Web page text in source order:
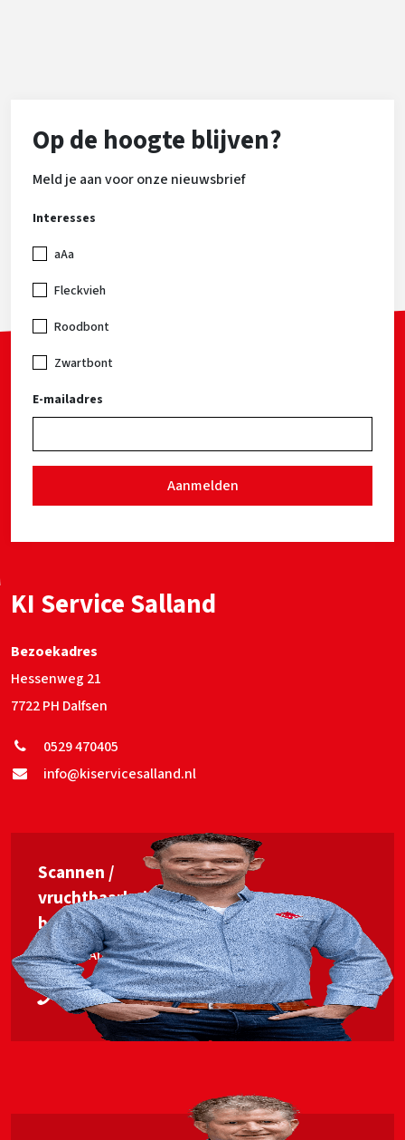
Op de hoogte blijven?
Meld je aan voor onze nieuwsbrief
Interesses
aAa
Fleckvieh
Roodbont
Zwartbont
E-mailadres
Aanmelden
KI Service Salland
Bezoekadres
Hessenweg 21
7722 PH Dalfsen
0529 470405
info@kiservicesalland.nl
Scannen /
vruchtbaarheids­
begeleiding
Jan van Ankum
06 53563448